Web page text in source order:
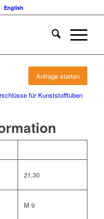
English
Anfrage starten
für Kunststofftuben
21,30
M 9